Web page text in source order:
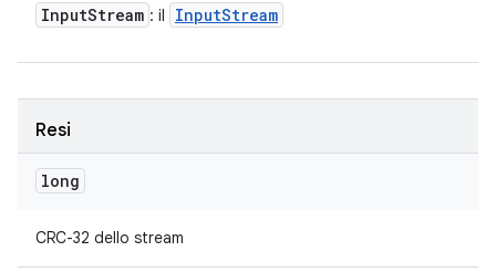
InputStream : il InputStream
Resi
long
CRC-32 dello stream